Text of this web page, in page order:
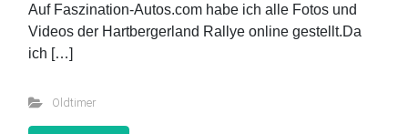
Auf Faszination-Autos.com habe ich alle Fotos und
Videos der Hartbergerland Rallye online gestellt.Da
ich […]
Oldtimer